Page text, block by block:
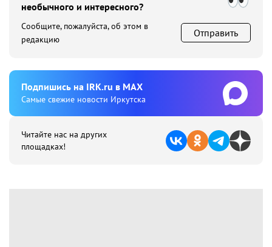
необычного и интересного?
Сообщите, пожалуйста, об этом в
редакцию
Отправить
Подпишиcь на IRK.ru в MAX
Cамые свежие новости Иркутска
Читайте нас на других
площадках!